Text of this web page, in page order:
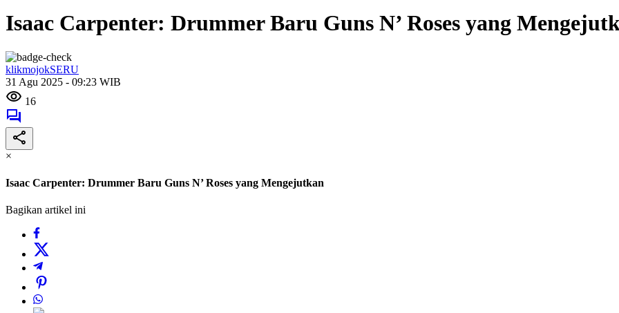
Isaac Carpenter: Drummer Baru Guns N’ Roses yang
klikmojokSERU
31 Agu 2025 - 09:23 WIB
16
×
Isaac Carpenter: Drummer Baru Guns N’ Roses yang Mengejutkan
Bagikan artikel ini